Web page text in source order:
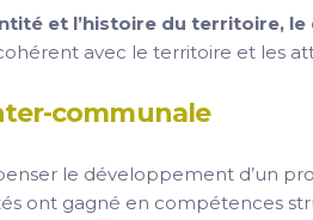
et l’histoire du territoire,
avec le territoire et les
communale
le développement d’un
ont gagné en compétences